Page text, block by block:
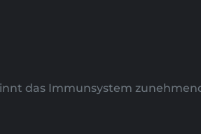
das Immunsystem